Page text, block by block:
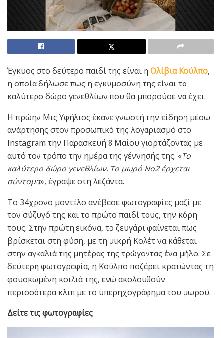
Έγκυος στο δεύτερο παιδί της είναι η Ολίβια Κούλπο,
η οποία δήλωσε πως η εγκυμοσύνη της είναι το
καλύτερο δώρο γενεθλίων που θα μπορούσε να έχει.
Η πρώην Μις Υφήλιος έκανε γνωστή την είδηση μέσω
ανάρτησης στον προσωπικό της λογαριασμό στο
Instagram την Παρασκευή 8 Μαΐου γιορτάζοντας με
αυτό τον τρόπο την ημέρα της γέννησής της. «Το
καλύτερο δώρο γενεθλίων. Το μωρό Νο2 έρχεται
σύντομα», έγραψε στη λεζάντα.
Το 34χρονο μοντέλο ανέβασε φωτογραφίες μαζί με
τον σύζυγό της και το πρώτο παιδί τους, την κόρη
τους. Στην πρώτη εικόνα, το ζευγάρι φαίνεται πως
βρίσκεται στη φύση, με τη μικρή Κολέτ να κάθεται
στην αγκαλιά της μητέρας της τρώγοντας ένα μήλο. Σε
δεύτερη φωτογραφία, η Κούλπο ποζάρει κρατώντας τη
φουσκωμένη κοιλιά της, ενώ ακολουθούν
περισσότερα κλιπ με το υπερηχογράφημα του μωρού.
Δείτε τις φωτογραφίες